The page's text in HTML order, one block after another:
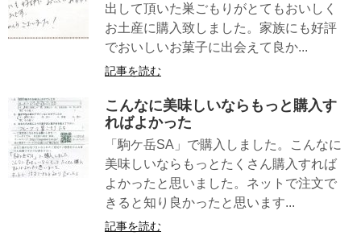
出して頂いた巣ごもりがとてもおいしく
お土産に購入致しました。家族にも好評
でおいしいお菓子に出会えて良か...
記事を読む
こんなに美味しいならもっと購入す
ればよかった
「駒ケ岳SA」で購入しました。こんなに
美味しいならもっとたくさん購入すれば
よかったと思いました。ネットで注文で
きると知り良かったと思います...
記事を読む